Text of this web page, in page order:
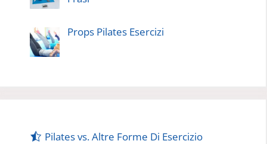
Props Pilates Esercizi
Pilates vs. Altre Forme Di Esercizio